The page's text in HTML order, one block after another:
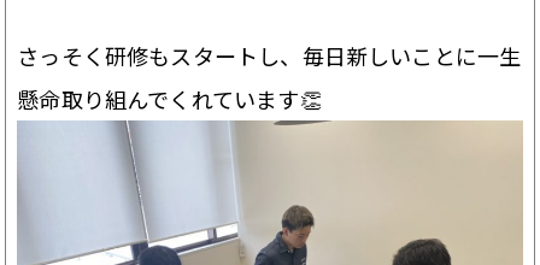
さっそく研修もスタートし、毎日新しいことに一生
懸命取り組んでくれています👏